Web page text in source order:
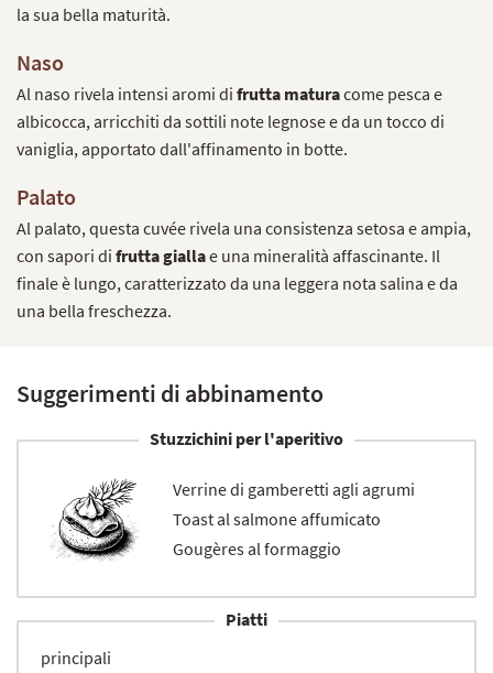
la sua bella maturità.
Naso
Al naso rivela intensi aromi di frutta maturacome pesca e
albicocca, arricchiti da sottili note legnose e da un tocco di
vaniglia, apportato dall'affinamento in botte.
Palato
Al palato, questa cuvée rivela una consistenza setosa e ampia,
con sapori di frutta giallae una mineralità affascinante. Il
finale è lungo, caratterizzato da una leggera nota salina e da
una bella freschezza.
Suggerimenti di abbinamento
Stuzzichini per l'aperitivo
Verrine di gamberetti agli agrumi
Toast al salmone affumicato
Gougères al formaggio
Piatti
principali